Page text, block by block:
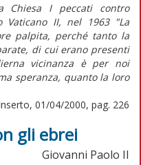
I peccati contro
II, nel 1963 "La
palpita, perché tanto la
di cui erano presenti
vicinanza è per noi
speranza, quanto la loro
01/04/2000, pag. 226
gli ebrei
Giovanni Paolo II